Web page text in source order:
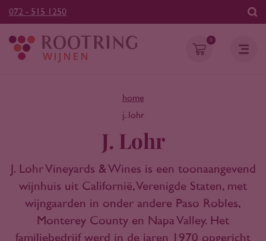
072 - 515 1250
0
home
j. lohr
J. Lohr
J. Lohr Vineyards & Wines is een toonaangevend
wijnhuis uit Californië, Verenigde Staten, met
wijngaarden in onder andere Paso Robles,
Monterey County en Napa Valley. Het
familiebedrijf werd in de jaren 1970 opgericht